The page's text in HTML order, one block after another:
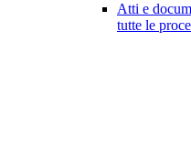
Atti e
tutte le